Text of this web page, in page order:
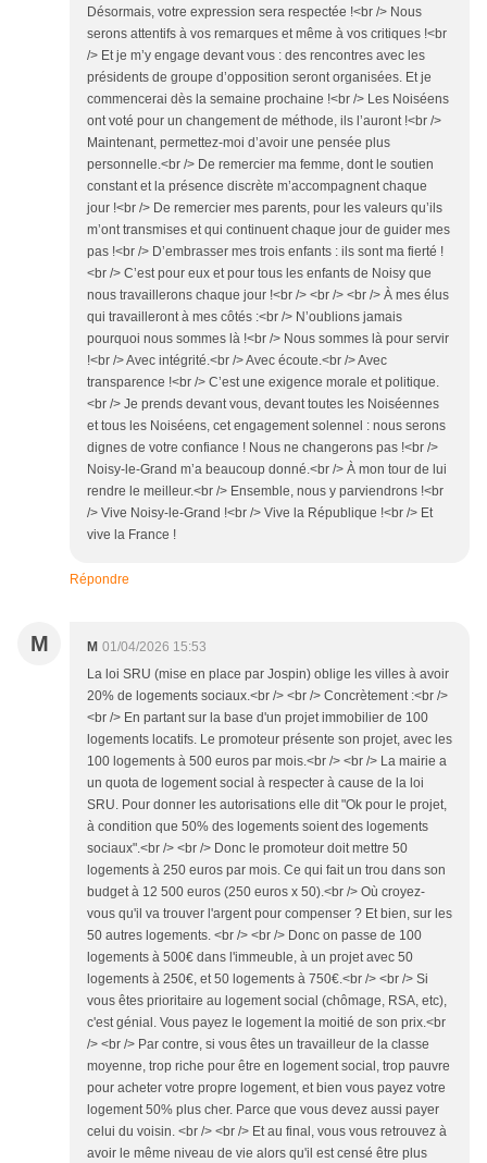
Désormais, votre expression sera respectée !<br /> Nous
serons attentifs à vos remarques et même à vos critiques !<br
/> Et je m’y engage devant vous : des rencontres avec les
présidents de groupe d’opposition seront organisées. Et je
commencerai dès la semaine prochaine !<br /> Les Noiséens
ont voté pour un changement de méthode, ils l’auront !<br />
Maintenant, permettez-moi d’avoir une pensée plus
personnelle.<br /> De remercier ma femme, dont le soutien
constant et la présence discrète m’accompagnent chaque
jour !<br /> De remercier mes parents, pour les valeurs qu’ils
m’ont transmises et qui continuent chaque jour de guider mes
pas !<br /> D’embrasser mes trois enfants : ils sont ma fierté !
<br /> C’est pour eux et pour tous les enfants de Noisy que
nous travaillerons chaque jour !<br /> <br /> <br /> À mes élus
qui travailleront à mes côtés :<br /> N’oublions jamais
pourquoi nous sommes là !<br /> Nous sommes là pour servir
!<br /> Avec intégrité.<br /> Avec écoute.<br /> Avec
transparence !<br /> C’est une exigence morale et politique.
<br /> Je prends devant vous, devant toutes les Noiséennes
et tous les Noiséens, cet engagement solennel : nous serons
dignes de votre confiance ! Nous ne changerons pas !<br />
Noisy-le-Grand m’a beaucoup donné.<br /> À mon tour de lui
rendre le meilleur.<br /> Ensemble, nous y parviendrons !<br
/> Vive Noisy-le-Grand !<br /> Vive la République !<br /> Et
vive la France !
Répondre
M M 01/04/2026 15:53
La loi SRU (mise en place par Jospin) oblige les villes à avoir
20% de logements sociaux.<br /> <br /> Concrètement :<br />
<br /> En partant sur la base d'un projet immobilier de 100
logements locatifs. Le promoteur présente son projet, avec les
100 logements à 500 euros par mois.<br /> <br /> La mairie a
un quota de logement social à respecter à cause de la loi
SRU. Pour donner les autorisations elle dit "Ok pour le projet,
à condition que 50% des logements soient des logements
sociaux".<br /> <br /> Donc le promoteur doit mettre 50
logements à 250 euros par mois. Ce qui fait un trou dans son
budget à 12 500 euros (250 euros x 50).<br /> Où croyez-
vous qu'il va trouver l'argent pour compenser ? Et bien, sur les
50 autres logements. <br /> <br /> Donc on passe de 100
logements à 500€ dans l'immeuble, à un projet avec 50
logements à 250€, et 50 logements à 750€.<br /> <br /> Si
vous êtes prioritaire au logement social (chômage, RSA, etc),
c'est génial. Vous payez le logement la moitié de son prix.<br
/> <br /> Par contre, si vous êtes un travailleur de la classe
moyenne, trop riche pour être en logement social, trop pauvre
pour acheter votre propre logement, et bien vous payez votre
logement 50% plus cher. Parce que vous devez aussi payer
celui du voisin. <br /> <br /> Et au final, vous vous retrouvez à
avoir le même niveau de vie alors qu'il est censé être plus